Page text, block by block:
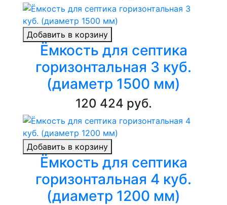
Добавить в корзину
Ёмкость для септика
горизонтальная 3 куб.
(диаметр 1500 мм)
120 424 руб.
Добавить в корзину
Ёмкость для септика
горизонтальная 4 куб.
(диаметр 1200 мм)